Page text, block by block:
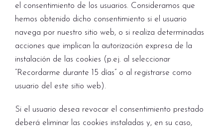
el consentimiento de los usuarios. Consideramos que
hemos obtenido dicho consentimiento si el usuario
navega por nuestro sitio web, o si realiza determinadas
acciones que implican la autorización expresa de la
instalación de las cookies (p.ej. al seleccionar
“Recordarme durante 15 días” o al registrarse como
usuario del este sitio web).
Si el usuario desea revocar el consentimiento prestado
deberá eliminar las cookies instaladas y, en su caso,